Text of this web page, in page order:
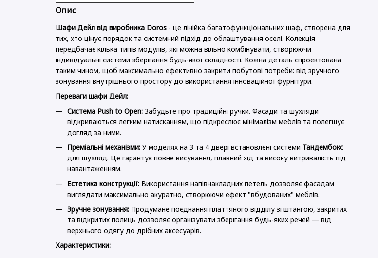
Опис
Шафи Дейл від виробника Doros - це лінійка багатофункціональних шаф, створена для
тих, хто цінує порядок та системний підхід до облаштування оселі. Колекція
передбачає кілька типів модулів, які можна вільно комбінувати, створюючи
індивідуальні системи зберігання будь-якої складності. Кожна деталь спроектована
таким чином, щоб максимально ефективно закрити побутові потреби: від зручного
зонування внутрішнього простору до використання інноваційної фурнітури.
Переваги шафи Дейл:
Система Push to Open: Забудьте про традиційні ручки. Фасади та шухляди
відкриваються легким натисканням, що підкреслює мінімалізм меблів та полегшує
догляд за ними.
Преміальні механізми: У моделях на 3 та 4 двері встановлені системи Тандембокс
для шухляд. Це гарантує повне висування, плавний хід та високу витривалість під
навантаженням.
Естетика конструкції: Використання напівнакладних петель дозволяє фасадам
виглядати максимально акуратно, створюючи ефект "вбудованих" меблів.
Зручне зонування: Продумане поєднання платтяного відділу зі штангою, закритих
та відкритих полиць дозволяє організувати зберігання будь-яких речей — від
верхнього одягу до дрібних аксесуарів.
Характеристики: